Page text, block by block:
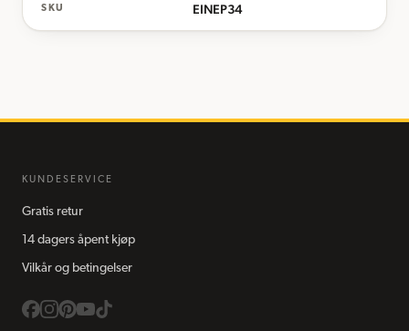
SKU EINEP34
KUNDESERVICE
Gratis retur
14 dagers åpent kjøp
Vilkår og betingelser